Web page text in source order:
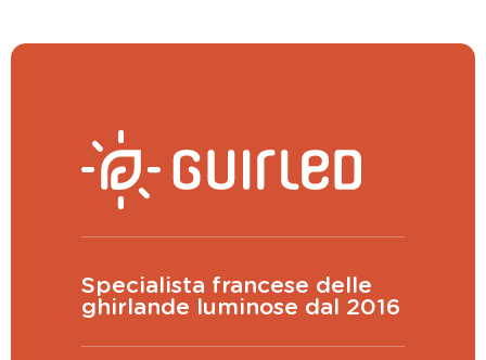
Specialista francese delle
ghirlande luminose dal 2016